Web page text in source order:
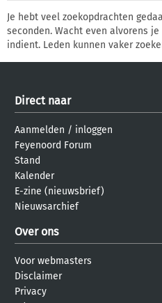
Je hebt veel zoekopdrachten
seconden. Wacht even alvorens
indient. Leden kunnen vaker
Direct naar
Aanmelden / inloggen
Feyenoord Forum
Stand
Kalender
E-zine (nieuwsbrief)
Nieuwsarchief
Over ons
Voor webmasters
Disclaimer
Privacy